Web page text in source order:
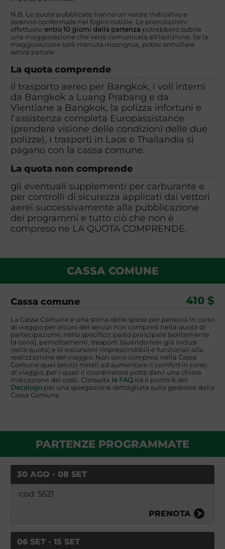
N.B. Le quote pubblicate hanno un valore indicativo e
saranno confermate nel foglio notizie. Le prenotazioni
effettuate entro 10 giorni dalla partenza potrebbero subire
una maggiorazione che verrà comunicata all'iscrizione. Se la
maggiorazione sarà ritenuta incongrua, potrai annullare
senza penale.
La quota comprende
il trasporto aereo per Bangkok, i voli interni
da Bangkok a Luang Prabang e da
Vientiane a Bangkok, la polizza infortuni e
l’assistenza completa Europassistance
(prendere visione delle condizioni delle due
polizze), i trasporti in Laos e Thailandia si
pagano con la cassa comune.
La quota non comprende
gli eventuali supplementi per carburante e
per controlli di sicurezza applicati dai vettori
aerei successivamente alla pubblicazione
dei programmi e tutto ciò che non è
compreso ne LA QUOTA COMPRENDE.
CASSA COMUNE
Cassa comune 410 $
La Cassa Comune è una stima delle spese per persona in corso
di viaggio per alcuni dei servizi non compresi nella quota di
partecipazione, nello specifico: pasto principale (solitamente
la cena), pernottamenti, trasporti (quando non già inclusi
nella quota) e le escursioni imprescindibili e funzionali alla
realizzazione del viaggio. Non sono compresi nella Cassa
Comune quei servizi mirati ad aumentare il comfort in corso
di viaggio, per i quali il coordinatore potrà darvi una chiara
indicazione dei costi. Consulta le FAQed il punto 6 del
Decalogoper una spiegazione dettagliata sulla gestione della
Cassa Comune.
PARTENZE PROGRAMMATE
30 AGO - 08 SET
cod: 5521
PRENOTA
06 SET - 15 SET